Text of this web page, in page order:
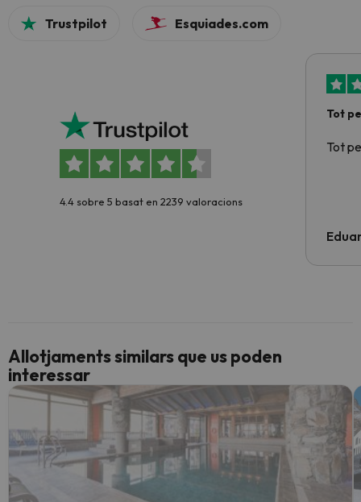
Trustpilot Esquiades.com
4.4 sobre 5 basat en 2239 valoracions
Tot
Tot
Allotjaments similars que us poden
interessar